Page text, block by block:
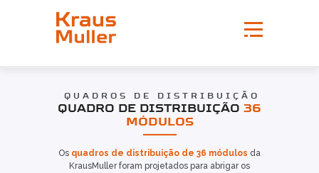
QUADROS DE DISTRIBUIÇÃO
QUADRO DE DISTRIBUIÇÃO 36
MÓDULOS
Os quadros de distribuição de 36 módulos da
KrausMuller foram projetados para abrigar os